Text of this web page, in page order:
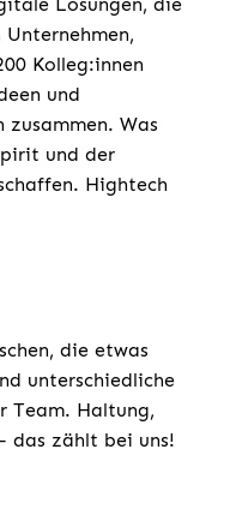
Kolleg:innen
und
zusammen. Was
und der
Hightech
die etwas
unterschiedliche
Team. Haltung,
das zählt bei uns!